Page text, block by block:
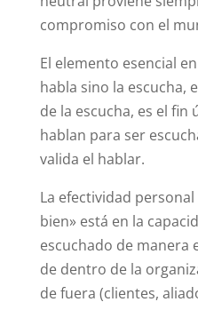
compromiso con el
El elemento esencial
habla sino la escucha,
de la escucha, es el fin
hablan para ser
valida el hablar.
La efectividad
bien» está en la
escuchado de manera
de dentro de la
de fuera (clientes,